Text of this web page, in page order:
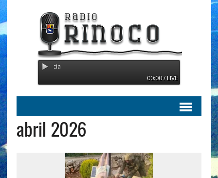
Radio Orinoco -
00:00 / LIVE
abril 2026